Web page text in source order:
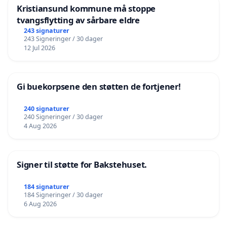
Kristiansund kommune må stoppe
tvangsflytting av sårbare eldre
243 signaturer
243 Signeringer / 30 dager
12 Jul 2026
Gi buekorpsene den støtten de fortjener!
240 signaturer
240 Signeringer / 30 dager
4 Aug 2026
Signer til støtte for Bakstehuset.
184 signaturer
184 Signeringer / 30 dager
6 Aug 2026